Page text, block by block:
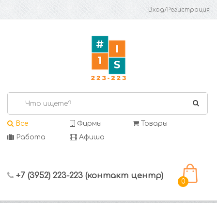
Вход/Регистрация
Все Фирмы
Товары
Работа
Афиша
+7 (3952) 223-223 (контакт центр)
0